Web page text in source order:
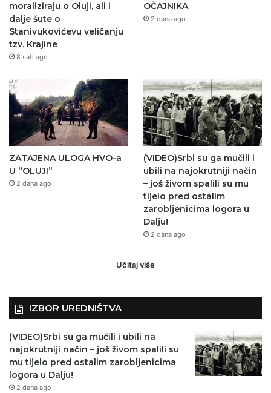
moraliziraju o Oluji, ali i
dalje šute o
Stanivukovićevu veličanju
tzv. Krajine
8 sati ago
OČAJNIKA
2 dana ago
ZATAJENA ULOGA HVO-a
U “OLUJI”
2 dana ago
(VIDEO)Srbi su ga mučili i
ubili na najokrutniji način
– još živom spalili su mu
tijelo pred ostalim
zarobljenicima logora u
Dalju!
2 dana ago
Učitaj više
IZBOR UREDNIŠTVA
(VIDEO)Srbi su ga mučili i ubili na
najokrutniji način – još živom spalili su
mu tijelo pred ostalim zarobljenicima
logora u Dalju!
2 dana ago